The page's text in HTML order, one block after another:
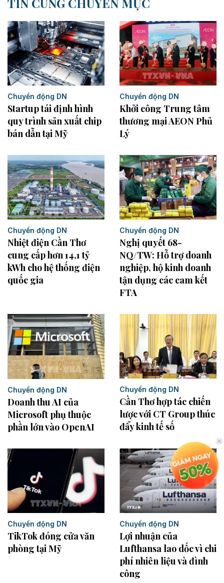
Chuyển động DN
Startup tái định hình
quy trình sản xuất chip
bán dẫn tại Mỹ
Chuyển động DN
Khởi công Trung tâm
thương mại AEON Phủ
Lý
Chuyển động DN
Nhiệt điện Cần Thơ
cung cấp hơn 14,1 tỷ
kWh cho hệ thống điện
quốc gia
Chuyển động DN
Nghị quyết 68-
NQ/TW: Hỗ trợ doanh
nghiệp, hộ kinh doanh
tận dụng các cam kết
FTA
Chuyển động DN
Doanh thu AI của
Microsoft phụ thuộc
phần lớn vào OpenAI
Chuyển động DN
Cần Thơ hợp tác chiến
lược với CT Group thúc
đẩy kinh tế số
Chuyển động DN
TikTok đóng cửa văn
phòng tại Mỹ
Chuyển động DN
Lợi nhuận của
Lufthansa lao dốc vì chi
phí nhiên liệu và đình
công